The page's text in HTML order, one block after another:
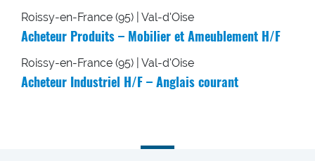
Roissy-en-France (95) | Val-d'Oise
Acheteur Produits – Mobilier et Ameublement H/F
Roissy-en-France (95) | Val-d'Oise
Acheteur Industriel H/F – Anglais courant